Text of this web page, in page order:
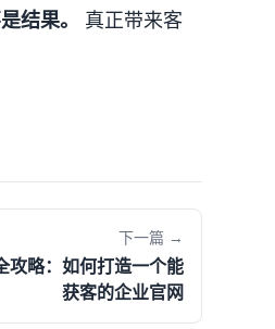
结果。
真正带来客
下一篇 →
攻略：如何打造一个能
获客的企业官网